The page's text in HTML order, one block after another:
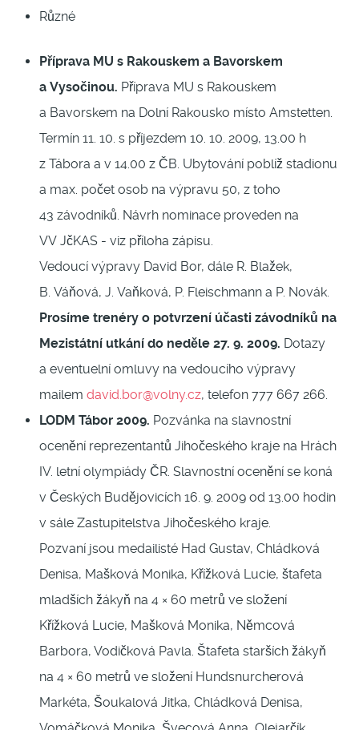
Různé
Příprava MU s Rakouskem a Bavorskem
a Vysočinou. Příprava MU s Rakouskem
a Bavorskem na Dolní Rakousko místo Amstetten.
Termín 11. 10. s příjezdem 10. 10. 2009, 13.00 h
z Tábora a v 14.00 z ČB. Ubytování poblíž stadionu
a max. počet osob na výpravu 50, z toho
43 závodníků. Návrh nominace proveden na
VV JčKAS - viz příloha zápisu.
Vedoucí výpravy David Bor, dále R. Blažek,
B. Váňová, J. Vaňková, P. Fleischmann a P. Novák.
Prosíme trenéry o potvrzení účasti závodníků na
Mezistátní utkání do neděle 27. 9. 2009. Dotazy
a eventuelní omluvy na vedoucího výpravy
mailem david.bor@volny.cz, telefon 777 667 266.
LODM Tábor 2009. Pozvánka na slavnostní
ocenění reprezentantů Jihočeského kraje na Hrách
IV. letní olympiády ČR. Slavnostní ocenění se koná
v Českých Budějovicích 16. 9. 2009 od 13.00 hodin
v sále Zastupitelstva Jihočeského kraje.
Pozvaní jsou medailisté Had Gustav, Chládková
Denisa, Mašková Monika, Křížková Lucie, štafeta
mladších žákyň na 4 × 60 metrů ve složení
Křížková Lucie, Mašková Monika, Němcová
Barbora, Vodičková Pavla. Štafeta starších žákyň
na 4 × 60 metrů ve složení Hundsnurcherová
Markéta, Šoukalová Jitka, Chládková Denisa,